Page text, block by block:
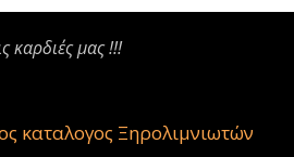
καρδιές μας !!!
καταλογος Ξηρολιμνιωτών